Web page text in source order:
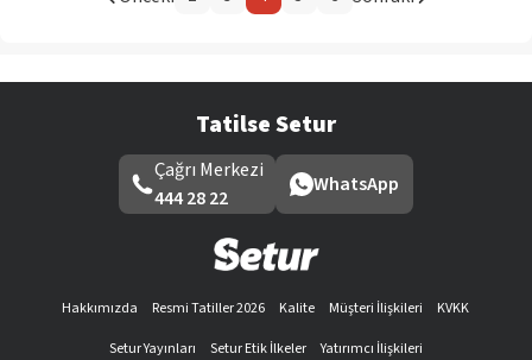
Tatilse Setur
Çağrı Merkezi
444 28 22
WhatsApp
Hakkımızda Resmi Tatiller 2026 Kalite Müşteri İlişkileri
KVKK
Setur Yayınları
Setur Etik İlkeler
Yatırımcı İlişkileri